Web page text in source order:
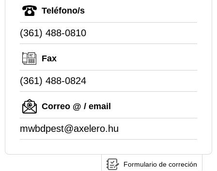
Teléfono/s
(361) 488-0810
Fax
(361) 488-0824
Correo @ / email
mwbdpest@axelero.hu
Formulario de correción